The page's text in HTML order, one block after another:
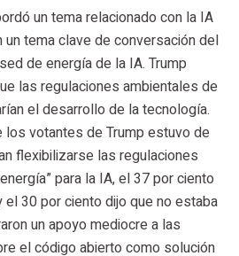
un tema relacionado con la IA
tema clave de conversación del
de energía de la IA. Trump
las regulaciones ambientales de
el desarrollo de la tecnología.
votantes de Trump estuvo de
flexibilizarse las regulaciones
para la IA, el 37 por ciento
30 por ciento dijo que no estaba
un apoyo mediocre a las
el código abierto como solución